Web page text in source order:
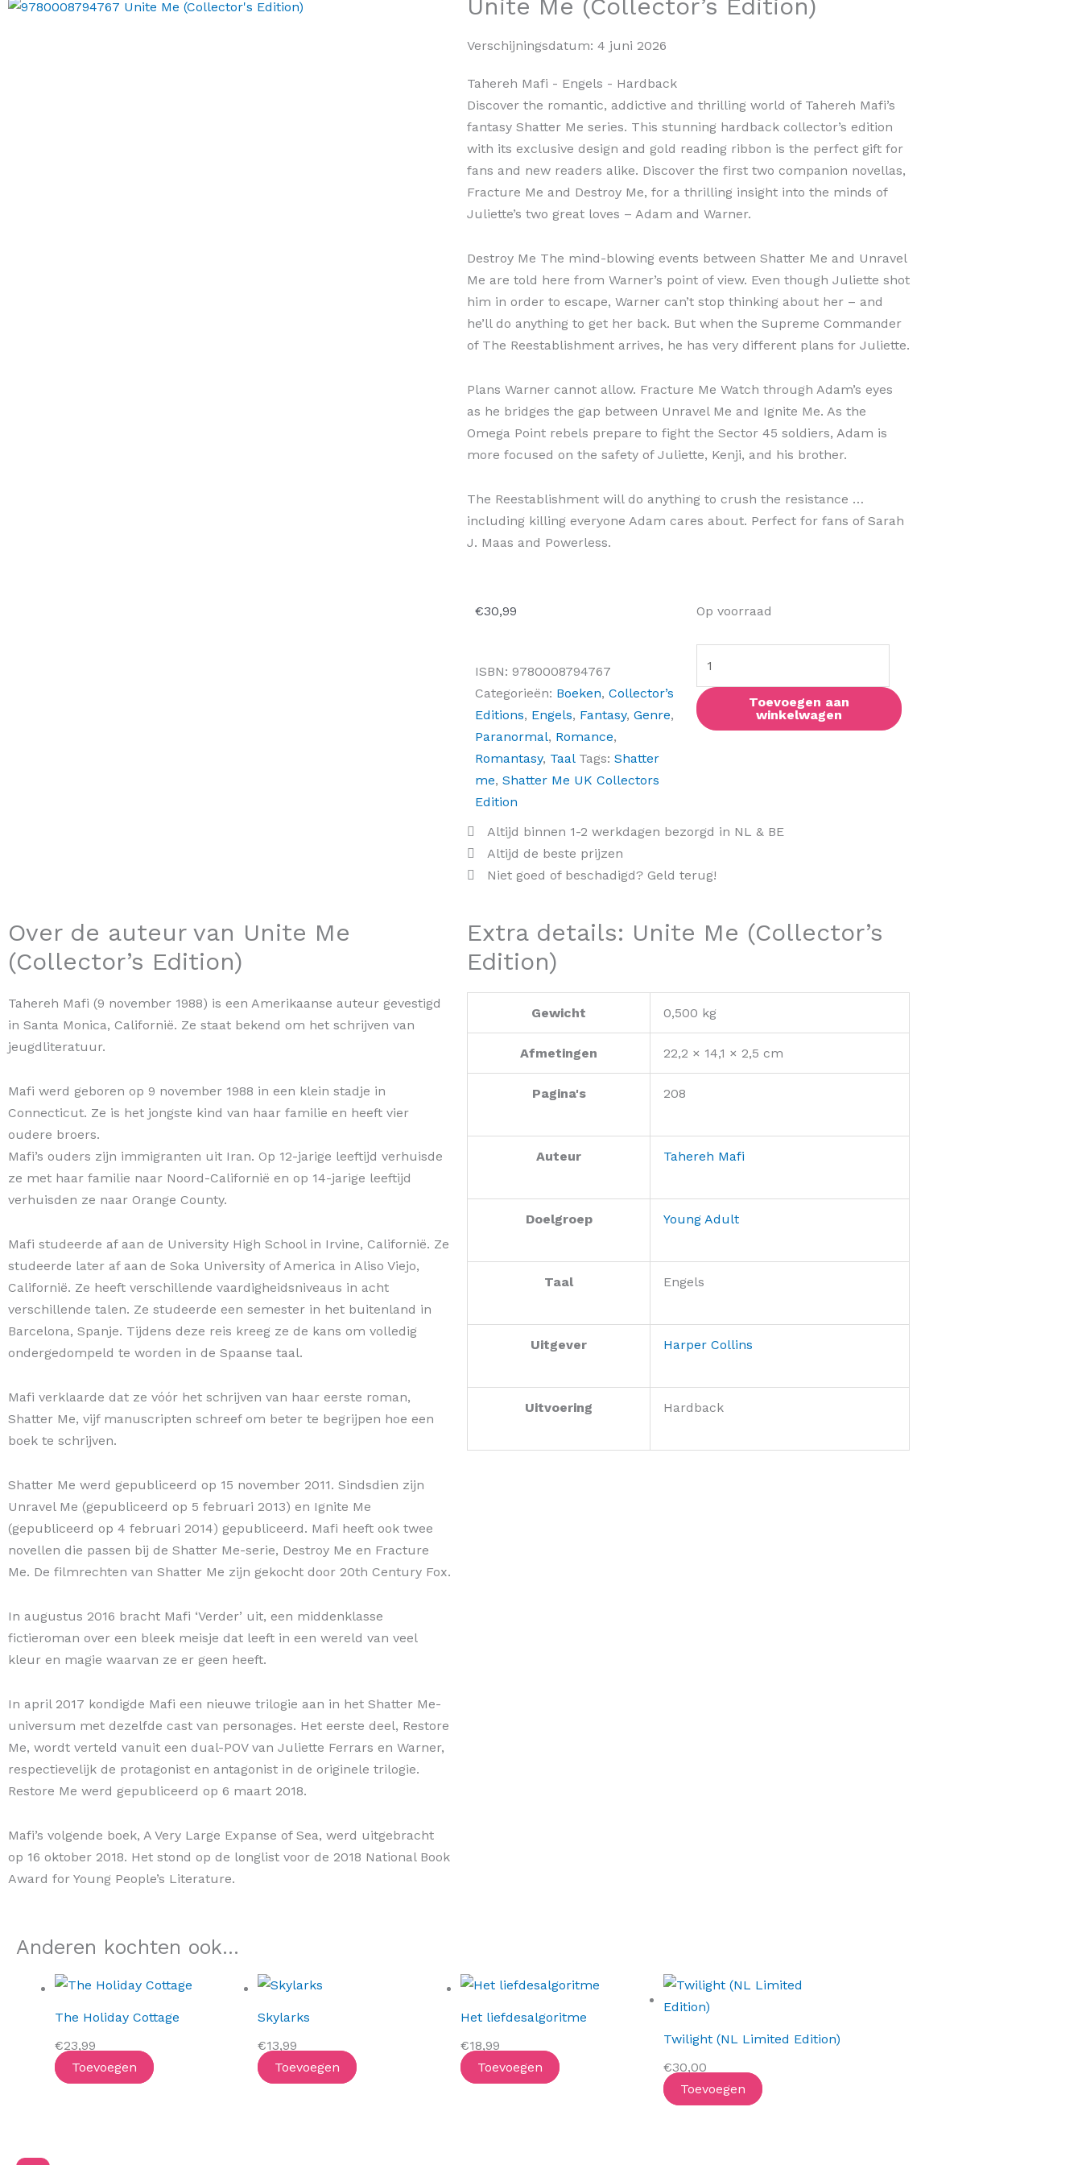
Unite Me (Collector’s Edition)
Verschijningsdatum: 4 juni 2026
Tahereh Mafi - Engels - Hardback
Discover the romantic, addictive and thrilling world of Tahereh Mafi’s
fantasy Shatter Me series. This stunning hardback collector’s edition
with its exclusive design and gold reading ribbon is the perfect gift for
fans and new readers alike. Discover the first two companion novellas,
Fracture Me and Destroy Me, for a thrilling insight into the minds of
Juliette’s two great loves – Adam and Warner.
Destroy Me The mind-blowing events between Shatter Me and Unravel
Me are told here from Warner’s point of view. Even though Juliette shot
him in order to escape, Warner can’t stop thinking about her – and
he’ll do anything to get her back. But when the Supreme Commander
of The Reestablishment arrives, he has very different plans for Juliette.
Plans Warner cannot allow. Fracture Me Watch through Adam’s eyes
as he bridges the gap between Unravel Me and Ignite Me. As the
Omega Point rebels prepare to fight the Sector 45 soldiers, Adam is
more focused on the safety of Juliette, Kenji, and his brother.
The Reestablishment will do anything to crush the resistance …
including killing everyone Adam cares about. Perfect for fans of Sarah
J. Maas and Powerless.
€30,99
ISBN: 9780008794767
Categorieën: Boeken, Collector’s
Editions, Engels, Fantasy, Genre,
Paranormal, Romance,
Romantasy, Taal Tags: Shatter
me, Shatter Me UK Collectors
Edition
Op voorraad
Unite
aantal
Toevoegen aan
winkelwagen
Altijd binnen 1-2 werkdagen bezorgd in NL & BE
Altijd de beste prijzen
Niet goed of beschadigd? Geld terug!
Over de auteur van Unite Me
(Collector’s Edition)
Tahereh Mafi (9 november 1988) is een Amerikaanse auteur gevestigd
in Santa Monica, Californië. Ze staat bekend om het schrijven van
jeugdliteratuur.
Mafi werd geboren op 9 november 1988 in een klein stadje in
Connecticut. Ze is het jongste kind van haar familie en heeft vier
oudere broers.
Mafi’s ouders zijn immigranten uit Iran. Op 12-jarige leeftijd verhuisde
ze met haar familie naar Noord-Californië en op 14-jarige leeftijd
verhuisden ze naar Orange County.
Mafi studeerde af aan de University High School in Irvine, Californië. Ze
studeerde later af aan de Soka University of America in Aliso Viejo,
Californië. Ze heeft verschillende vaardigheidsniveaus in acht
verschillende talen. Ze studeerde een semester in het buitenland in
Barcelona, ​​Spanje. Tijdens deze reis kreeg ze de kans om volledig
ondergedompeld te worden in de Spaanse taal.
Mafi verklaarde dat ze vóór het schrijven van haar eerste roman,
Shatter Me, vijf manuscripten schreef om beter te begrijpen hoe een
boek te schrijven.
Shatter Me werd gepubliceerd op 15 november 2011. Sindsdien zijn
Unravel Me (gepubliceerd op 5 februari 2013) en Ignite Me
(gepubliceerd op 4 februari 2014) gepubliceerd. Mafi heeft ook twee
novellen die passen bij de Shatter Me-serie, Destroy Me en Fracture
Me. De filmrechten van Shatter Me zijn gekocht door 20th Century Fox.
In augustus 2016 bracht Mafi ‘Verder’ uit, een middenklasse
fictieroman over een bleek meisje dat leeft in een wereld van veel
kleur en magie waarvan ze er geen heeft.
In april 2017 kondigde Mafi een nieuwe trilogie aan in het Shatter Me-
universum met dezelfde cast van personages. Het eerste deel, Restore
Me, wordt verteld vanuit een dual-POV van Juliette Ferrars en Warner,
respectievelijk de protagonist en antagonist in de originele trilogie.
Restore Me werd gepubliceerd op 6 maart 2018.
Mafi’s volgende boek, A Very Large Expanse of Sea, werd uitgebracht
op 16 oktober 2018. Het stond op de longlist voor de 2018 National Book
Award for Young People’s Literature.
Extra details: Unite Me (Collector’s
Edition)
Gewicht 0,500 kg
Afmetingen 22,2 × 14,1 × 2,5 cm
Pagina's 208
Auteur Tahereh Mafi
Doelgroep Young Adult
Taal Engels
Uitgever Harper Collins
Uitvoering Hardback
Anderen kochten ook...
The Holiday Cottage
€23,99
Toevoegen
Skylarks
€13,99
Toevoegen
Het liefdesalgoritme
€18,99
Toevoegen
Twilight (NL Limited Edition)
€30,00
Toevoegen